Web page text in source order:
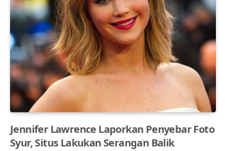
Jennifer Lawrence Laporkan Penyebar Foto
Syur, Situs Lakukan Serangan Balik